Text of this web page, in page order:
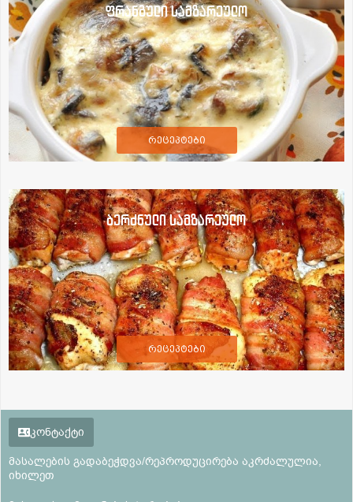
ფრანგული სამზარეულო
რეცეპტები
ბერძნული სამზარეულო
რეცეპტები
კონტაქტი
მასალების გადაბეჭდვა/რეპროდუცირება აკრძალულია,
იხილეთ